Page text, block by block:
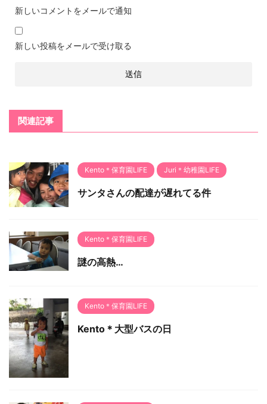
新しいコメントをメールで通知
新しい投稿をメールで受け取る
関連記事
Kento＊保育園LIFE Juri＊幼稚園LIFE
サンタさんの配達が遅れてる件
Kento＊保育園LIFE
謎の高熱…
Kento＊保育園LIFE
Kento＊大型バスの日